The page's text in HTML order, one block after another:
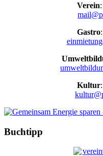
Verein
Gastro
Kultur
Buchtipp